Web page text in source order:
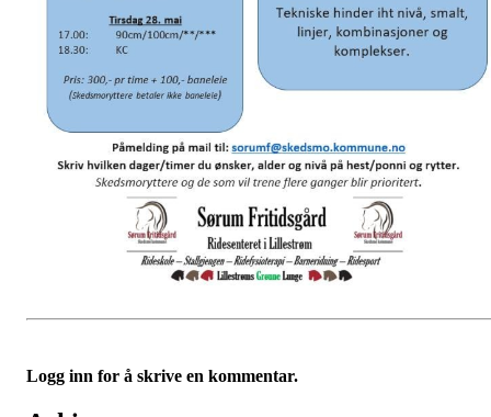
Logg inn for å skrive en kommentar.